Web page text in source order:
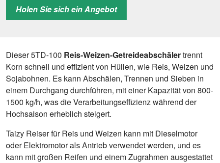
Abmessungen des Fahrgestells
und Dieselmotors)
Abmessungen des Fahrgestells
und Dieselmotors)
Holen Sie sich ein Angebot
Dieser 5TD-100 Reis-Weizen-Getreideabschälertrennt
Korn schnell und effizient von Hüllen, wie Reis, Weizen und
Sojabohnen. Es kann Abschälen, Trennen und Sieben in
einem Durchgang durchführen, mit einer Kapazität von 800-
1500 kg/h, was die Verarbeitungseffizienz während der
Hochsaison erheblich steigert.
Taizy Reiser für Reis und Weizen kann mit Dieselmotor
oder Elektromotor als Antrieb verwendet werden, und es
kann mit großen Reifen und einem Zugrahmen ausgestattet